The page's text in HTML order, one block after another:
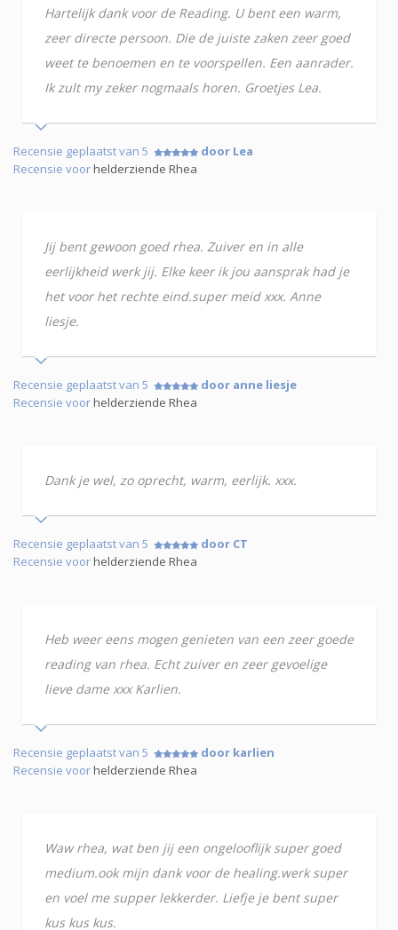
Hartelijk dank voor de Reading. U bent een warm,
zeer directe persoon. Die de juiste zaken zeer goed
weet te benoemen en te voorspellen. Een aanrader.
Ik zult my zeker nogmaals horen. Groetjes Lea.
Recensie geplaatst van 5
door Lea
Recensie voorhelderziende Rhea
Jij bent gewoon goed rhea. Zuiver en in alle
eerlijkheid werk jij. Elke keer ik jou aansprak had je
het voor het rechte eind.super meid xxx. Anne
liesje.
Recensie geplaatst van 5
door anne liesje
Recensie voorhelderziende Rhea
Dank je wel, zo oprecht, warm, eerlijk. xxx.
Recensie geplaatst van 5
door CT
Recensie voorhelderziende Rhea
Heb weer eens mogen genieten van een zeer goede
reading van rhea. Echt zuiver en zeer gevoelige
lieve dame xxx Karlien.
Recensie geplaatst van 5
door karlien
Recensie voorhelderziende Rhea
Waw rhea, wat ben jij een ongelooflijk super goed
medium.ook mijn dank voor de healing.werk super
en voel me supper lekkerder. Liefje je bent super
kus kus kus.